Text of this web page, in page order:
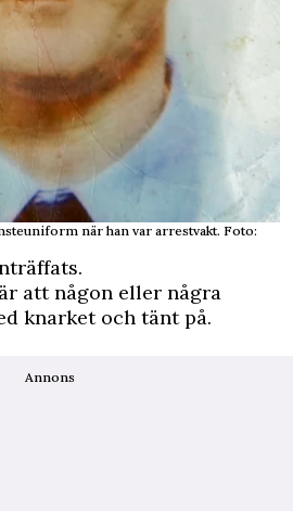
när han var arrestvakt. Foto:
att någon eller några
knarket och tänt på.
Annons